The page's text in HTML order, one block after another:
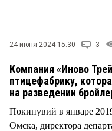
24 июня 2024 15:30 3
Компания «Иново
птицефабрику,
на разведении
Покинувий в январе
Омска, директора